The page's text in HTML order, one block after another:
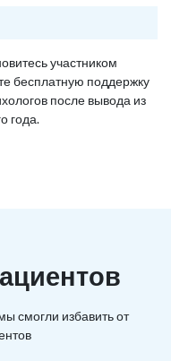
участником
бесплатную поддержку
после вывода из
года.
смогли избавить от